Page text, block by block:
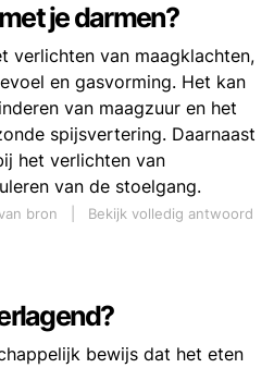
je darmen?
verlichten van maagklachten,
en gasvorming. Het kan
van maagzuur en het
spijsvertering. Daarnaast
het verlichten van
van de stoelgang.
bron
Bekijk volledig antwoord
bewijs dat het eten